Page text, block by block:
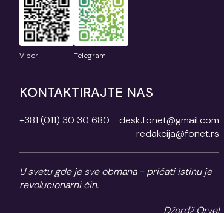
Viber Telegram
KONTAKTIRAJTE NAS
+381 (011) 30 30 680
desk.fonet@gmail.com
redakcija@fonet.rs
U svetu gde je sve obmana - pričati istinu je
revolucionarni čin.
Džordž Orvel